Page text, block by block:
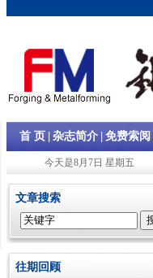
首 页 | 杂志简介 | 免费索阅
今天是8月7日 星期五
文章搜索
往期回顾